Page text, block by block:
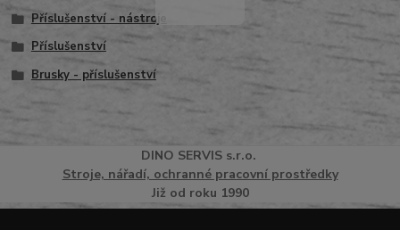
Příslušenství - nástroje
Příslušenství
Brusky - příslušenství
DINO SERVISs.r.o.
Stroje, nářadí, ochranné pracovní prostředky
Již od roku 1990